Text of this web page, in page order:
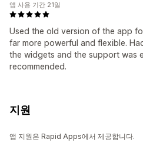
Used the old version of the app
far more powerful and flexible.
the widgets and the support was
recommended.
앱 사용 기간 21일
지원
앱 지원은 Rapid Apps에서 제공합니다.